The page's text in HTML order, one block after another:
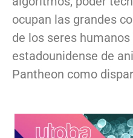
ocupan las grandes
de los seres
estadounidense de
Pantheon como